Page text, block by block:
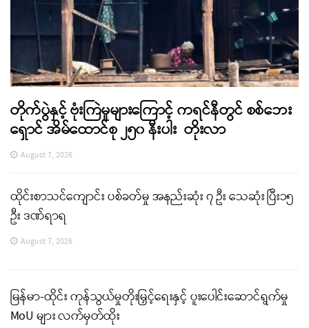
တိုက်ပွဲနှင့် ဗုံးကြဲမှုများကြောင့် ကရင်နီတွင် စစ်ဘေး
ရှောင် အိမ်ထောင်စု ၂၅၀ နီးပါး တိုးလာ
August 7, 2026
ထိုင်းစာသင်ကျောင်း ပစ်ခတ်မှု အနည်းဆုံး ၇ ဦး သေဆုံး ပြီး၁၅
ဦး ဒဏ်ရာရ
August 7, 2026
မြန်မာ-ထိုင်း ကုန်သွယ်မှုတိုးမြှင့်ရေးနှင့် ပူးပေါင်းဆောင်ရွက်မှု
MoU များ လက်မှတ်ထိုး